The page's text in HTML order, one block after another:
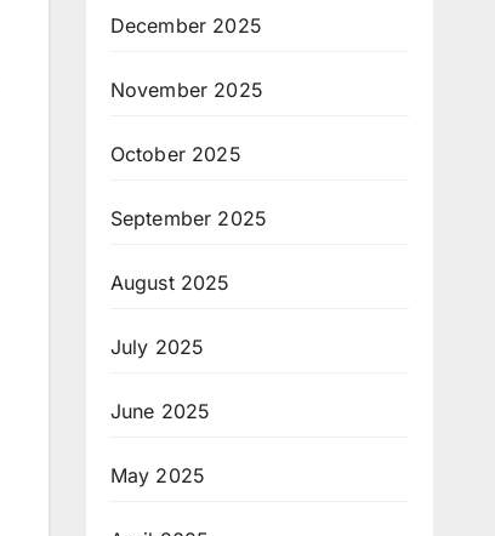
December 2025
November 2025
October 2025
September 2025
August 2025
July 2025
June 2025
May 2025